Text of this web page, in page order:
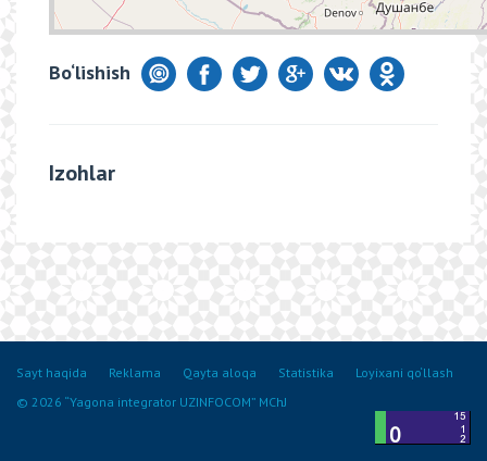
Bo‘lishish
Izohlar
Sayt haqida Reklama Qayta aloqa Statistika
Loyixani qo‘llash
© 2026 “Yagona integrator UZINFOCOM” MChJ